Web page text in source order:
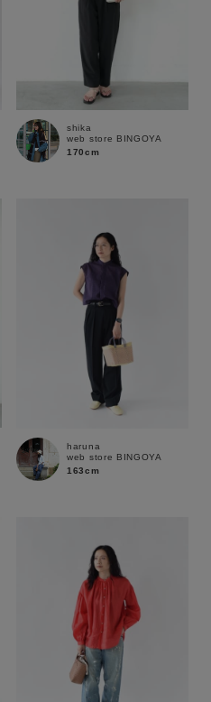
shika
web store BINGOYA
170cm
haruna
web store BINGOYA
163cm